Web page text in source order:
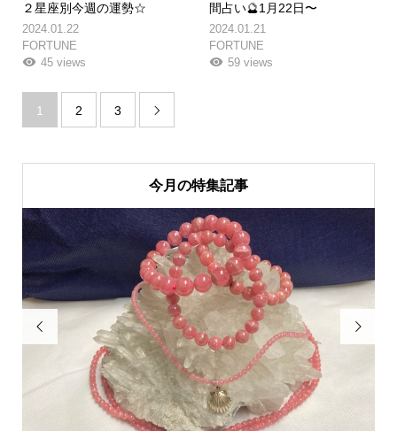
２星座別今週の運勢☆
2024.01.22
FORTUNE
45 views
間占い🔮1月22日〜
2024.01.21
FORTUNE
59 views
1 2 3 
今月の特集記事
 